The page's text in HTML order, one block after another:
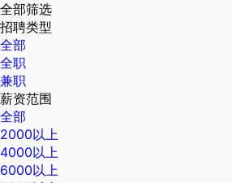
全部筛选
招聘类型
全部
全职
兼职
薪资范围
全部
2000以上
4000以上
6000以上